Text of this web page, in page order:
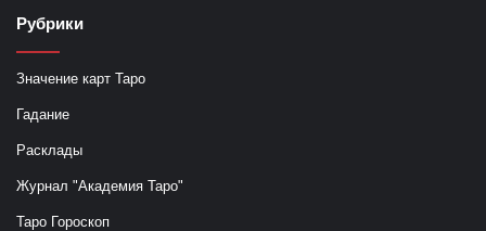
Рубрики
Значение карт Таро
Гадание
Расклады
Журнал "Академия Таро"
Таро Гороскоп